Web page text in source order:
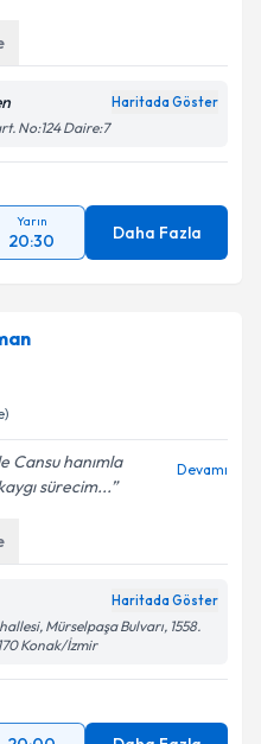
Haritada Göster
No:124 Daire:7
Yarın
20:30 Daha Fazla
Cansu hanımla
sürecim...
Devamı
Haritada Göster
Mürselpaşa Bulvarı, 1558.
Konak/İzmir